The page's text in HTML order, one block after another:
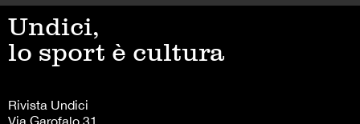
Undici,
lo sport è cultura
Rivista Undici